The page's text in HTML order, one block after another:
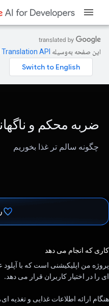
این صفحه به‌وسیله
ضربه محکم و
چگونه سالم تر غذا بخوریم
کاری که انجام می دهد
پروژه من اپلیکیشنی است که با
ای را در اختیار کاربران قرار می دهد.
هنگام ارائه اطلاعات غذایی و